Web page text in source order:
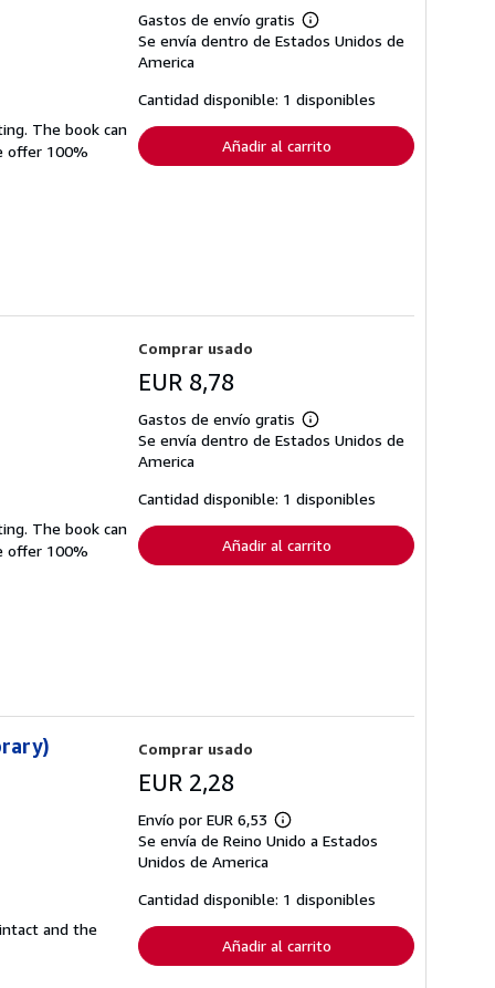
The book can
offer 100%
Gastos de envío gratis
Más
información
tarifas
de
envío
Se envía dentro de Estados Unidos de
America
Cantidad disponible: 1 disponibles
Añadir al carrito
The book can
offer 100%
Comprar usado
EUR 8,78
Gastos de envío gratis
Más
información
tarifas
de
envío
Se envía dentro de Estados Unidos de
America
Cantidad disponible: 1 disponibles
Añadir al carrito
and the
Comprar usado
EUR 2,28
Envío por EUR 6,53
Más
información
tarifas
de
envío
Se envía de Reino Unido a Estados
Unidos de America
Cantidad disponible: 1 disponibles
Añadir al carrito